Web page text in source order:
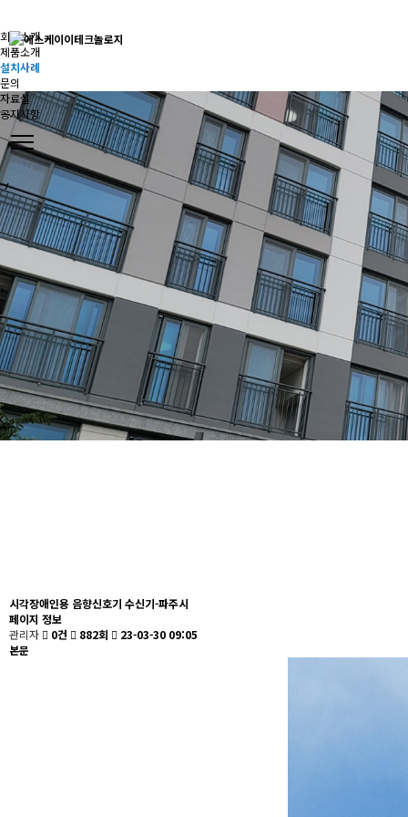
회사소개
제품소개
설치사례
문의
자료실
공지사항
시각장애인용 음향신호기 수신기-파주시
페이지 정보
관리자
0건 882회
23-03-30 09:05
본문